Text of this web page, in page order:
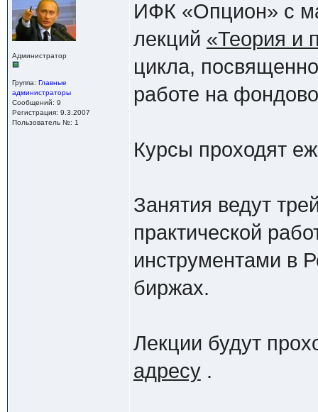
Администратор
Группа: Главные
администраторы
Сообщений: 9
Регистрация: 9.3.2007
Пользователь №: 1
ИФК «Опцион» с
лекций «Теория и
цикла,
работе на
Курсы проходят
Занятия ведут
практической
инструментами в
биржах.
Лекции будут
адресу.